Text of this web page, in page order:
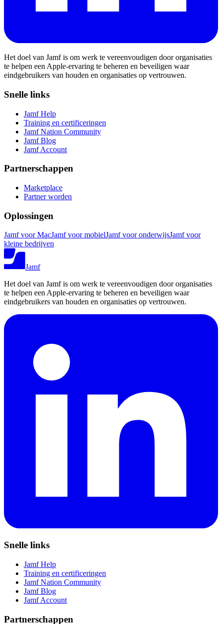
Het doel van Jamf is om werk te vereenvoudigen door organisaties
te helpen een Apple-ervaring te beheren en beveiligen waar
eindgebruikers van houden en organisaties op vertrouwen.
Snelle links
Jamf Help
Training en certificeringen
Jamf Nation Community
Jamf Blog
Jamf Account
Partnerschappen
Marketplace
Partner worden
Oplossingen
Jamf voor MacJamf voor mobielJamf voor onderwijsJamf voor
kleine bedrijven
Jamf
Het doel van Jamf is om werk te vereenvoudigen door organisaties
te helpen een Apple-ervaring te beheren en beveiligen waar
eindgebruikers van houden en organisaties op vertrouwen.
Snelle links
Jamf Help
Training en certificeringen
Jamf Nation Community
Jamf Blog
Jamf Account
Partnerschappen